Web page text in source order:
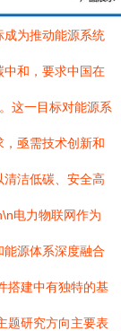
成为推动能源系统
中和，要求中国在
这一目标对能源系
亟需技术创新和
洁低碳、安全高
电力物联网作为
源体系深度融合
搭建中有独特的基
题研究方向主要表